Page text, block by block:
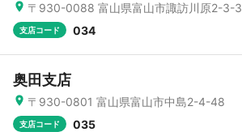
〒930-0088 富山県富山市諏訪川原2-3-3
支店コード 034
奥田支店
〒930-0801 富山県富山市中島2-4-48
支店コード 035